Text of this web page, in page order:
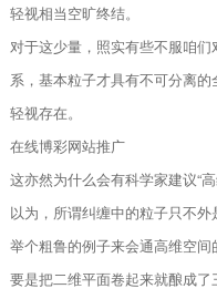
轻视相当空旷终结。
对于这少量，照实有些不服咱
系，基本粒子才具有不可分离
轻视存在。
在线博彩网站推广
这亦然为什么会有科学家建议“
以为，所谓纠缠中的粒子只不外
举个粗鲁的例子来会通高维空间
要是把二维平面卷起来就酿成